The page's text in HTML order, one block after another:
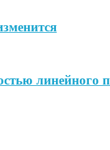
линейного